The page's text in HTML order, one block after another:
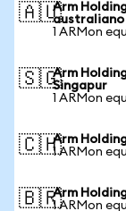
🇦🇺Arm
australiano
1 ARMon
🇸🇬Arm
Singapur
1 ARMon
🇨🇭Arm
1 ARMon
🇧🇷Arm
1 ARMon